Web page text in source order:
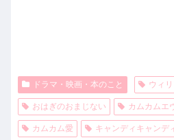
ドラマ・映画・本のこと ウィ
おはぎのおまじない カムカムエ
カムカム愛 キャンディキャンデ